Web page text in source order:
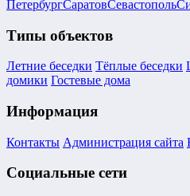
ПетербургСаратовСевастополь
Типы объектов
Летние беседки Тёплые беседки
домики Гостевые дома
Информация
Контакты Администрация сайта
Социальные сети